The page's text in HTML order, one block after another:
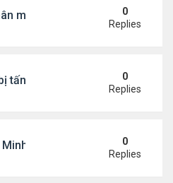
mật bên bf doanh nhân
0
Replies
tấn công dã man, khó qua khỏi
0
Replies
Tuyết đi sự kiện
0
Replies